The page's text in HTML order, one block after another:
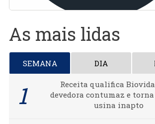
As mais lidas
SEMANA DIA
Receita qualifica
devedora contumaz e torna
usina inapto